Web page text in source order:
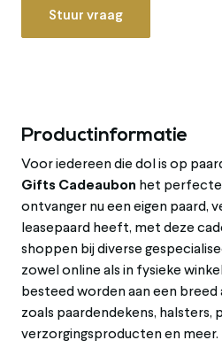
Stuur vraag
Productinformatie
Voor iedereen die dol is op
Gifts Cadeaubon het perfecte
ontvanger nu een eigen paard,
leasepaard heeft, met deze
shoppen bij diverse
zowel online als in fysieke
besteed worden aan een
zoals paardendekens, halsters,
verzorgingsproducten en